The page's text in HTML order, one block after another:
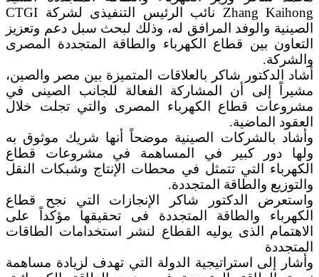
Zhang Kaihong نائب الرئيس التنفيذى لشركة CTGI
الصينية والوفد المرافق له، وذلك لبحث سبل دعم وتعزيز
التعاون بين قطاع الكهرباء والطاقة المتجددة المصرى
والشركة.
أشاد الدكتور شاكر بالعلاقات المتميزة بين مصر والصين،
مشيراً إلى أن المشاركة الفعالة للجانب الصينى في
مشروعات قطاع الكهرباء المصرى والتي تجلت خلال
العقود الماضية.
وأشاد بالشركات الصينية موضحاً أنها شريك موثوق به
ولها دور كبير في المساهمة في مشروعات قطاع
الكهرباء التي تتمثل في محطات الإنتاج وشبكات النقل
والتوزيع والطاقة المتجددة.
واستعرض الدكتور شاكر الإنجازات التي نجح قطاع
الكهرباء والطاقة المتجددة فى تحقيقها مؤكداً على
الاهتمام الذى يوليه القطاع لنشر استخدامات الطاقات
المتجددة
وأشار إلى استراتيجية الدولة التي تهدف لزيادة مساهمة